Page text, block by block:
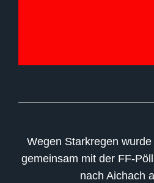
Wegen Starkregen
gemeinsam mit der FF-
nach Aichach